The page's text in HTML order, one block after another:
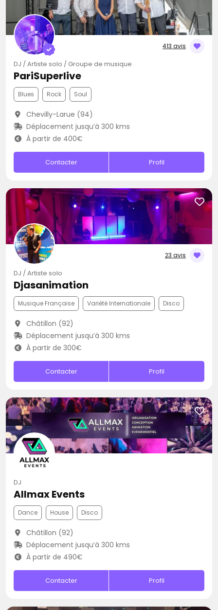
413 avis
DJ / Artiste solo / Groupe de musique
PariSuperlive
Blues Rock Soul
Chevilly-Larue (94)
Déplacement jusqu’à 300 kms
À partir de 400€
Contacter Profil
23 avis
DJ / Artiste solo
Djasanimation
Musique Française Variété Internationale Disco
Châtillon (92)
Déplacement jusqu’à 300 kms
À partir de 300€
Contacter Profil
DJ
Allmax Events
Dance House Disco
Châtillon (92)
Déplacement jusqu’à 300 kms
À partir de 490€
Contacter Profil